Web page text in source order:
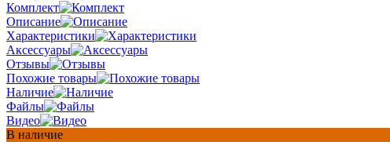
Комплект
Описание
Характеристики
Аксессуары
Отзывы
Похожие товары
Наличие
Файлы
Видео
В наличие